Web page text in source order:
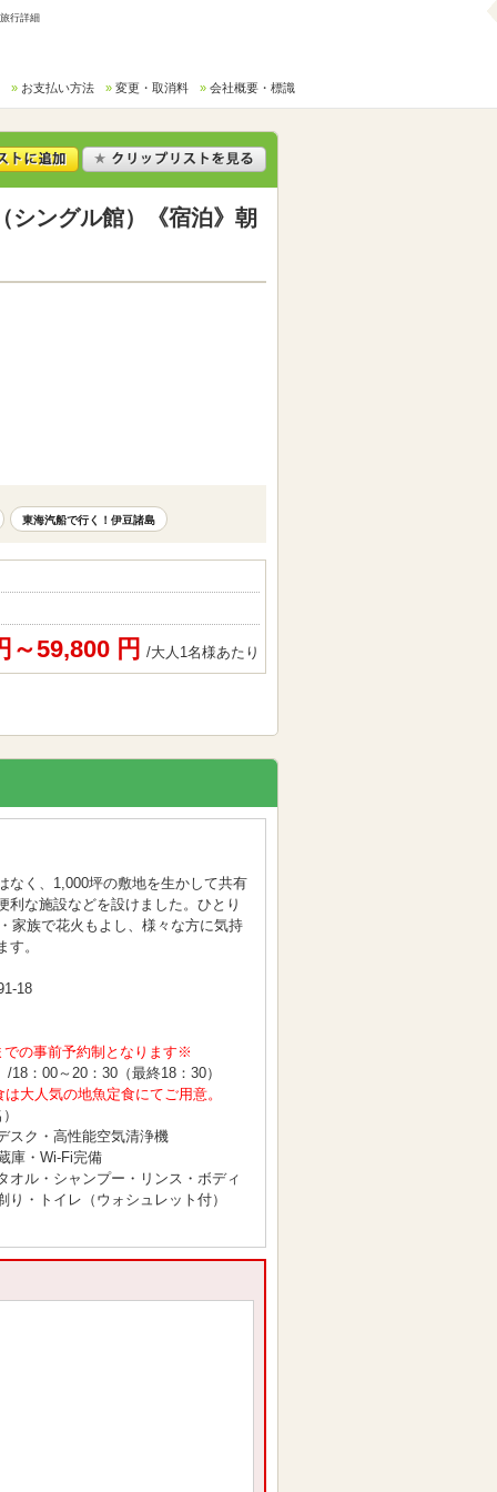
行詳細
お支払い方法 変更・取消料 会社概要・標識
ングル館）《宿泊》朝
東海汽船で行く！伊豆諸島
～59,800 円 /大人1名様あたり
なく、1,000坪の敷地を生かして共有
利な施設などを設けました。ひとり
家族で花火もよし、様々な方に気持
。
18
の事前予約制となります※
：00～20：30（最終18：30）
大人気の地魚定食にてご用意。
ク・高性能空気清浄機
庫・Wi-Fi完備
オル・シャンプー・リンス・ボディ
・トイレ（ウォシュレット付）